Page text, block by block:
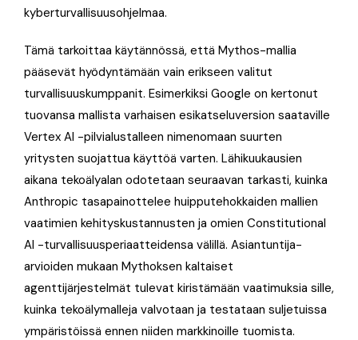
kyberturvallisuusohjelmaa.
Tämä tarkoittaa käytännössä, että Mythos-mallia
pääsevät hyödyntämään vain erikseen valitut
turvallisuuskumppanit. Esimerkiksi Google on kertonut
tuovansa mallista varhaisen esikatseluversion saataville
Vertex AI -pilvialustalleen nimenomaan suurten
yritysten suojattua käyttöä varten. Lähikuukausien
aikana tekoälyalan odotetaan seuraavan tarkasti, kuinka
Anthropic tasapainottelee huipputehokkaiden mallien
vaatimien kehityskustannusten ja omien Constitutional
AI -turvallisuusperiaatteidensa välillä. Asiantuntija-
arvioiden mukaan Mythoksen kaltaiset
agenttijärjestelmät tulevat kiristämään vaatimuksia sille,
kuinka tekoälymalleja valvotaan ja testataan suljetuissa
ympäristöissä ennen niiden markkinoille tuomista.